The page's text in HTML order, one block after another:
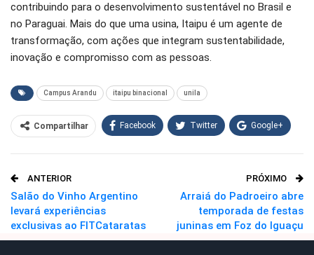
contribuindo para o desenvolvimento sustentável no Brasil e
no Paraguai. Mais do que uma usina, Itaipu é um agente de
transformação, com ações que integram sustentabilidade,
inovação e compromisso com as pessoas.
Campus Arandu itaipu binacional unila
Compartilhar Facebook Twitter Google+
O email
ANTERIOR
Salão do Vinho Argentino
levará experiências
exclusivas ao FITCataratas
PRÓXIMO
Arraiá do Padroeiro abre
temporada de festas
juninas em Foz do Iguaçu